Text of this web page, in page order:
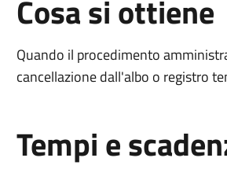
Cosa si ottiene
Quando il procedimento
cancellazione dall'albo o registro
Tempi e